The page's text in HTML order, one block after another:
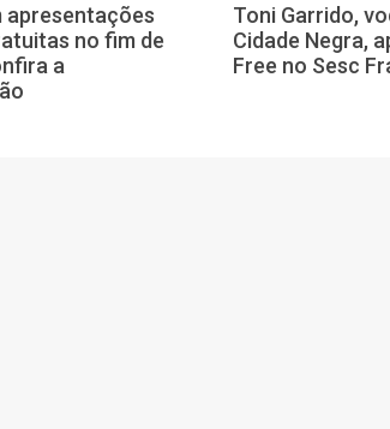
apresentações
no fim de
a
Toni Garrido,
Cidade Negra,
Free no Sesc